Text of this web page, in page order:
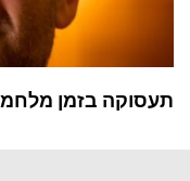
תעסוקה בזמן